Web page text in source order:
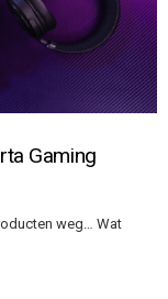
Gaming
weg… Wat